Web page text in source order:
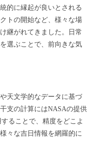
的に縁起が良いとされる
トの開始など、様々な場
継がれてきました。日常
選ぶことで、前向きな気
天文学的なデータに基づ
支の計算にはNASAの提供
ることで、精度をどこよ
々な吉日情報を網羅的に